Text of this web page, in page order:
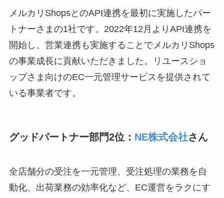
メルカリShopsとのAPI連携を最初に実施したパー
トナーさまの1社です。2022年12月よりAPI連携を
開始し、営業連携も実施することでメルカリShops
の事業成長に貢献いただきました。リユースショ
ップさま向けのEC一元管理サービスを提供されて
いる事業者です。
グッドパートナー部門2位： NE株式会社さん
全店舗分の受注を一元管理、受注処理の業務を自
動化、出荷業務の効率化など、 EC運営をラクにす